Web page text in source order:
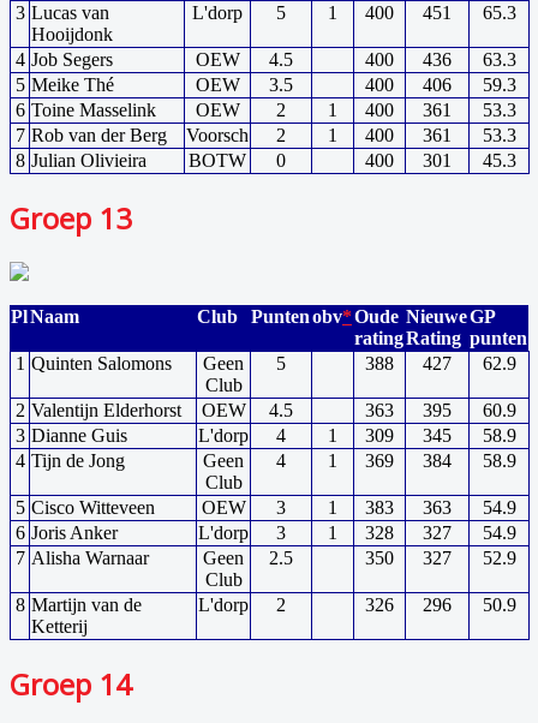
3 Lucas van
Hooijdonk
L'dorp 5 1 400 451 65.3
4 Job Segers OEW 4.5 400 436
63.3
5 Meike Thé OEW 3.5 400 406
59.3
6 Toine Masselink OEW 2 1 400 361
53.3
7 Rob van der Berg Voorsch 2 1 400 361
53.3
8 Julian Olivieira BOTW 0 400 301 45.3
Groep 13
PlNaam Club Puntenobv*Oude
rating
Nieuwe
Rating
GP
punten
1 Quinten Salomons
Geen
Club
5 388 427 62.9
2 Valentijn Elderhorst OEW 4.5 363 395
60.9
3 Dianne Guis L'dorp 4 1 309 345
58.9
4 Tijn de Jong
Geen
Club
4 1 369 384 58.9
5 Cisco Witteveen OEW 3 1 383 363
54.9
6 Joris Anker L'dorp 3 1 328 327
54.9
7 Alisha Warnaar
Geen
Club
2.5 350 327 52.9
8 Martijn van de
Ketterij
L'dorp 2 326 296 50.9
Groep 14